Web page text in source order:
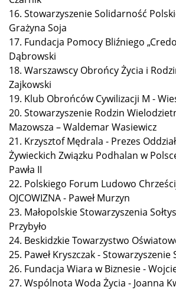
16. Stowarzyszenie Solidarność
Grażyna Soja
17. Fundacja Pomocy Bliźniego
Dąbrowski
18. Warszawscy Obrońcy Życia i
Zajkowski
19. Klub Obrońców Cywilizacji M -
20. Stowarzyszenie Rodzin
Mazowsza – Waldemar Wasiewicz
21. Krzysztof Mędrala - Prezes
Żywieckich Związku Podhalan w
Pawła II
22. Polskiego Forum Ludowo
OJCOWIZNA - Paweł Murzyn
23. Małopolskie Stowarzyszenia
Przybyło
24. Beskidzkie Towarzystwo
25. Paweł Kryszczak -
26. Fundacja Wiara w Biznesie -
27. Wspólnota Woda Życia - Joanna